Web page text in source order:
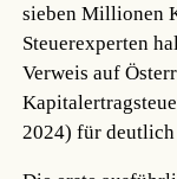
sieben Millionen
Steuerexperten
Verweis auf
2024) für